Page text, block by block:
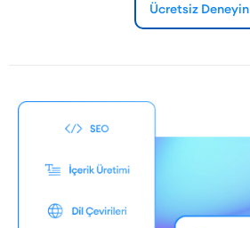
Ücretsiz Deneyin